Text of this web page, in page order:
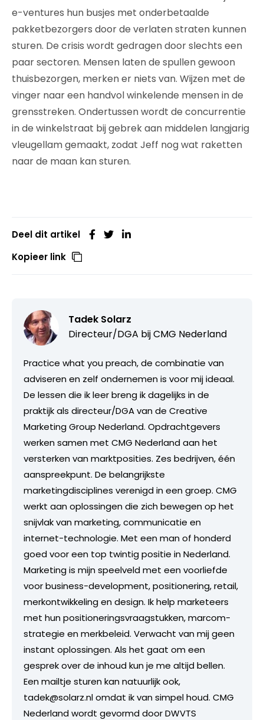
e-ventures hun busjes met onderbetaalde
pakketbezorgers door de verlaten straten kunnen
sturen. De crisis wordt gedragen door slechts een
paar sectoren. Mensen laten de spullen gewoon
thuisbezorgen, merken er niets van. Wijzen met de
vinger naar een handvol winkelende mensen in de
grensstreken. Ondertussen wordt de concurrentie
in de winkelstraat bij gebrek aan middelen langjarig
vleugellam gemaakt, zodat Jeff nog wat raketten
naar de maan kan sturen.
Deel dit artikel
Kopieer link
Tadek Solarz
Directeur/DGA bijCMG Nederland
Practice what you preach, de combinatie van
adviseren en zelf ondernemen is voor mij ideaal.
De lessen die ik leer breng ik dagelijks in de
praktijk als directeur/DGA van de Creative
Marketing Group Nederland. Opdrachtgevers
werken samen met CMG Nederland aan het
versterken van marktposities. Zes bedrijven, één
aanspreekpunt. De belangrijkste
marketingdisciplines verenigd in een groep. CMG
werkt aan oplossingen die zich bewegen op het
snijvlak van marketing, communicatie en
internet-technologie. Met een man of honderd
goed voor een top twintig positie in Nederland.
Marketing is mijn speelveld met een voorliefde
voor business-development, positionering, retail,
merkontwikkeling en design. Ik help marketeers
met hun positioneringsvraagstukken, marcom-
strategie en merkbeleid. Verwacht van mij geen
instant oplossingen. Als het gaat om een
gesprek over de inhoud kun je me altijd bellen.
Een mailtje sturen kan natuurlijk ook,
tadek@solarz.nl omdat ik van simpel houd. CMG
Nederland wordt gevormd door DWVTS